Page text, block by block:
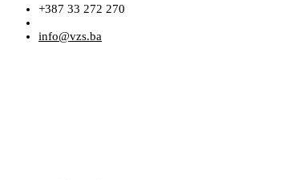
+387 33 272 270
info@vzs.ba